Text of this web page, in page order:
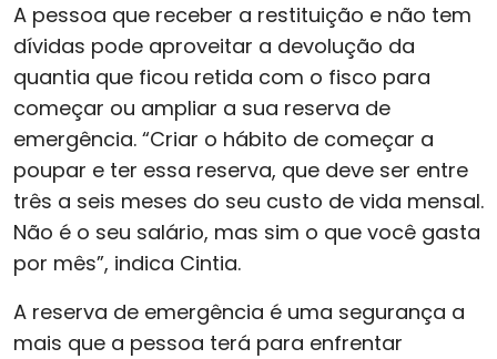
A pessoa que receber a restituição e não tem
dívidas pode aproveitar a devolução da
quantia que ficou retida com o fisco para
começar ou ampliar a sua reserva de
emergência. “Criar o hábito de começar a
poupar e ter essa reserva, que deve ser entre
três a seis meses do seu custo de vida mensal.
Não é o seu salário, mas sim o que você gasta
por mês”, indica Cintia.
A reserva de emergência é uma segurança a
mais que a pessoa terá para enfrentar